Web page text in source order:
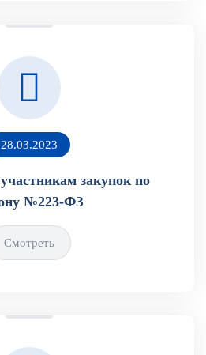
28.03.2023
закупок по
№223-ФЗ
Смотреть